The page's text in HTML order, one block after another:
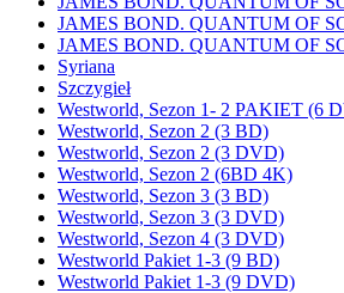
JAMES BOND. QUANTUM OF
JAMES BOND. QUANTUM OF
Syriana
Szczygieł
Westworld, Sezon 1- 2 PAKIET (6
Westworld, Sezon 2 (3 BD)
Westworld, Sezon 2 (3 DVD)
Westworld, Sezon 2 (6BD 4K)
Westworld, Sezon 3 (3 BD)
Westworld, Sezon 3 (3 DVD)
Westworld, Sezon 4 (3 DVD)
Westworld Pakiet 1-3 (9 BD)
Westworld Pakiet 1-3 (9 DVD)